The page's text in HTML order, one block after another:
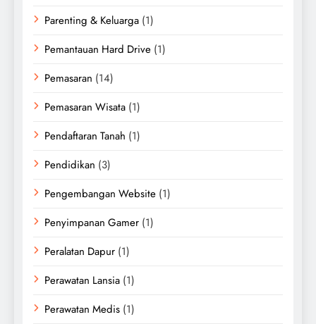
Parenting & Keluarga (1)
Pemantauan Hard Drive (1)
Pemasaran (14)
Pemasaran Wisata (1)
Pendaftaran Tanah (1)
Pendidikan (3)
Pengembangan Website (1)
Penyimpanan Gamer (1)
Peralatan Dapur (1)
Perawatan Lansia (1)
Perawatan Medis (1)